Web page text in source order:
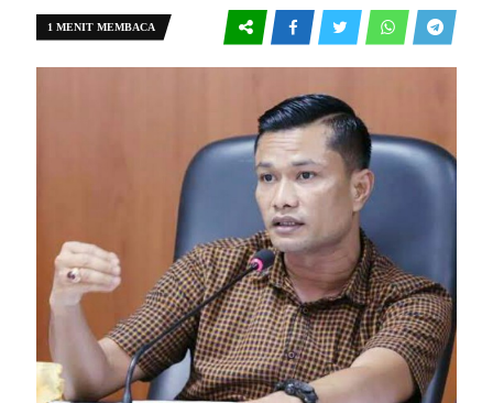
1 MENIT MEMBACA